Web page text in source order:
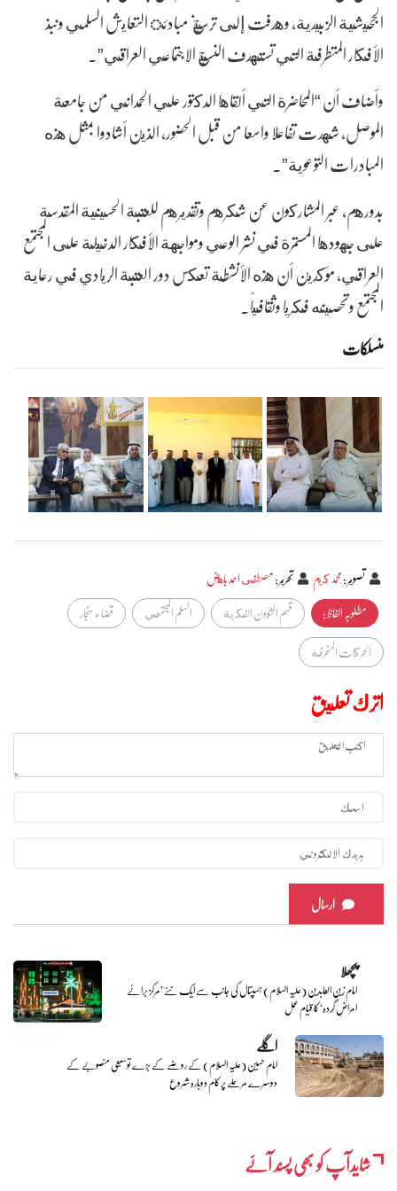
الجحيشية الزبيدية، وهدفت إلى ترسيخ مبادئ التعايش السلمي ونبذ
الأفكار المتطرفة التي تستهدف النسيج الاجتماعي العراقي”.
وأضاف أن “المحاضرة التي ألقاها الدكتور علي الحمداني من جامعة
الموصل، شهدت تفاعلا واسعا من قبل الحضور، الذين أشادوا بمثل هذه
المبادرات التوعوية”.
بدورهم، عبر المشاركون عن شكرهم وتقديرهم للعتبة الحسينية المقدسة
على جهودها المستمرة في نشر الوعي ومواجهة الأفكار الدخيلة على المجتمع
العراقي، مؤكدين أن هذه الأنشطة تعكس دور العتبة الريادي في رعاية
المجتمع وتحصينه فكريا وثقافياً.
منسلکات
تصوير:محمد كريم تحرير:مصطفى احمد باهض
مطلوبہ الفاظ :
قسم الشؤون الفكرية السلم المجتمعي
قضاء سنجار
الحركات المنحرفة
اترك تعليق
ارسال
پچھلا
امام زین العابدین (علیہ السلام) ہسپتال کی جانب سے ایک نئے ’مرکز برائے
امراضِ گُردہ‘ کا قیام عمل
اگلے
امام حسین (علیہ السلام) کے روضے کے بڑے توسیعی منصوبے کے
دوسرے مرحلے پر کام دوبارہ شروع
شایدآپ کو بھی پسند آئے